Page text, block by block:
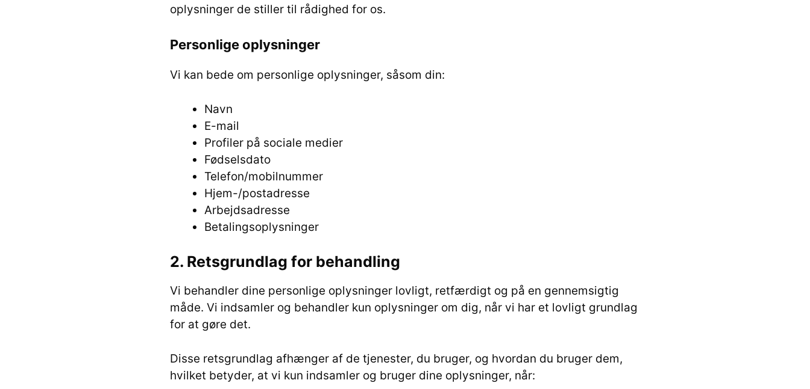
oplysninger de stiller til rådighed for os.
Personlige oplysninger
Vi kan bede om personlige oplysninger, såsom din:
Navn
E-mail
Profiler på sociale medier
Fødselsdato
Telefon/mobilnummer
Hjem-/postadresse
Arbejdsadresse
Betalingsoplysninger
2. Retsgrundlag for behandling
Vi behandler dine personlige oplysninger lovligt, retfærdigt og på en gennemsigtig
måde. Vi indsamler og behandler kun oplysninger om dig, når vi har et lovligt grundlag
for at gøre det.
Disse retsgrundlag afhænger af de tjenester, du bruger, og hvordan du bruger dem,
hvilket betyder, at vi kun indsamler og bruger dine oplysninger, når: